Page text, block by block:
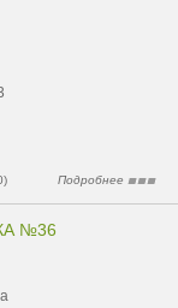
Подробнее
№36